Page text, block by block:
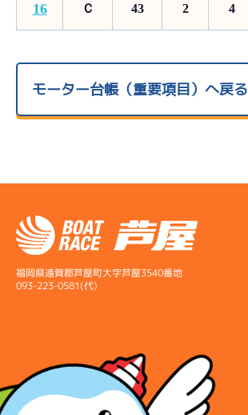
16 Ｃ 43 2 4
モーター台帳（重要項目）へ戻る
福岡県遠賀郡芦屋町大字芦屋3540番地
093-223-0581(代)